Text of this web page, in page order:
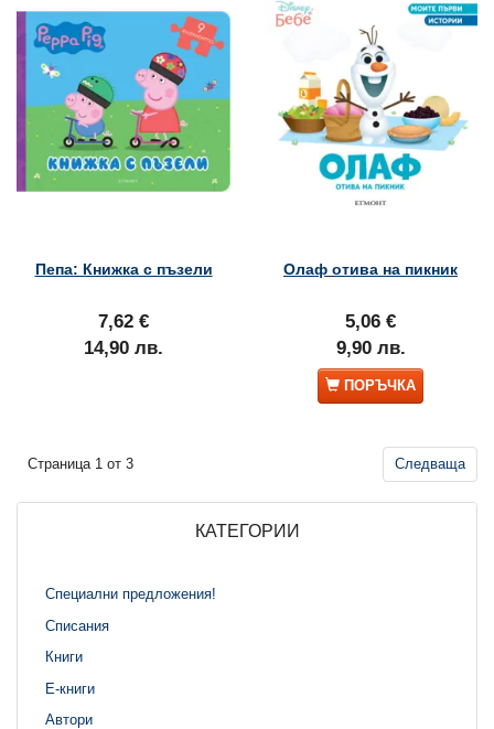
Пепа: Книжка с пъзели
7,62 €
14,90 лв.
Олаф отива на пикник
5,06 €
9,90 лв.
ПОРЪЧКА
Страница 1 от 3 Следваща
КАТЕГОРИИ
Специални предложения!
Списания
Книги
Е-книги
Автори